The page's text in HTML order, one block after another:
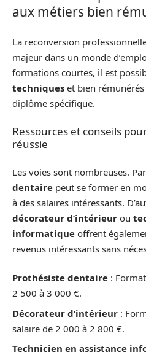
aux métiers bien
La reconversion
majeur dans un monde
formations courtes, il est
techniques et bien rémunérés
diplôme spécifique.
Ressources et conseils
réussie
Les voies sont nombreuses.
dentaire peut se former en
à des salaires intéressants.
décorateur d’intérieur ou
informatique offrent
revenus intéressants sans
Prothésiste dentaire :
2 500 à 3 000 €.
Décorateur d’intérieur :
salaire de 2 000 à 2 800 €.
Technicien en assistance